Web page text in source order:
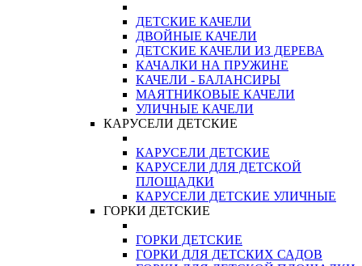
ДЕТСКИЕ КАЧЕЛИ
ДВОЙНЫЕ КАЧЕЛИ
ДЕТСКИЕ КАЧЕЛИ ИЗ ДЕРЕВА
КАЧАЛКИ НА ПРУЖИНЕ
КАЧЕЛИ - БАЛАНСИРЫ
МАЯТНИКОВЫЕ КАЧЕЛИ
УЛИЧНЫЕ КАЧЕЛИ
КАРУСЕЛИ ДЕТСКИЕ
КАРУСЕЛИ ДЕТСКИЕ
КАРУСЕЛИ ДЛЯ ДЕТСКОЙ
ПЛОЩАДКИ
КАРУСЕЛИ ДЕТСКИЕ УЛИЧНЫЕ
ГОРКИ ДЕТСКИЕ
ГОРКИ ДЕТСКИЕ
ГОРКИ ДЛЯ ДЕТСКИХ САДОВ